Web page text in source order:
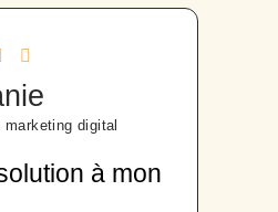
marketing digital
à mon